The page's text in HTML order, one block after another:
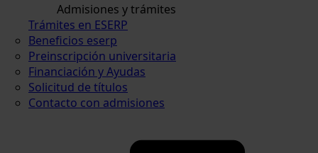
Admisiones y trámites
Trámites en ESERP
Beneficios eserp
Preinscripción universitaria
Financiación y Ayudas
Solicitud de títulos
Contacto con admisiones